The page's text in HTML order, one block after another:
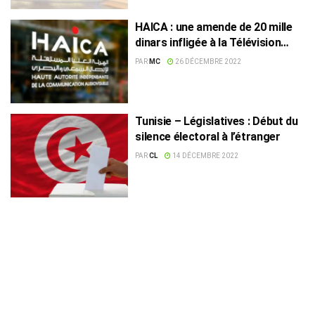
HAICA : une amende de 20 mille
dinars infligée à la Télévision
nationale
PAR MC 26 DÉCEMBRE 2022
Tunisie – Législatives : Début du
silence électoral à l’étranger
PARCL 14 DÉCEMBRE 2022